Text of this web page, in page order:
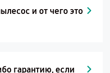
и от чего это
гарантию, если